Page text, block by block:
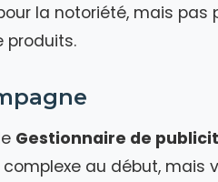
la notoriété, mais
produits.
Gestionnaire de
complexe au début, mais